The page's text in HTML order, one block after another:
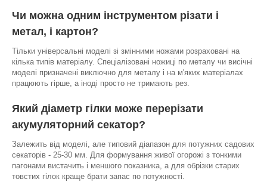
Чи можна одним інструментом різати і
метал, і картон?
Тільки універсальні моделі зі змінними ножами розраховані на
кілька типів матеріалу. Спеціалізовані ножиці по металу чи висічні
моделі призначені виключно для металу і на м'яких матеріалах
працюють гірше, а іноді просто не тримають рез.
Який діаметр гілки може перерізати
акумуляторний секатор?
Залежить від моделі, але типовий діапазон для потужних садових
секаторів - 25-30 мм. Для формування живої огорожі з тонкими
пагонами вистачить і меншого показника, а для обрізки старих
товстих гілок краще брати запас по потужності.